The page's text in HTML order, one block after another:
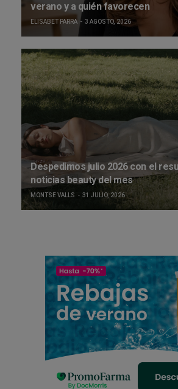
verano y a quién favorecen
ELISABET PARRA 3 AGOSTO, 2026
Despedimos julio 2026 con el
noticias beauty del mes
MONTSE VALLS 31 JULIO, 2026